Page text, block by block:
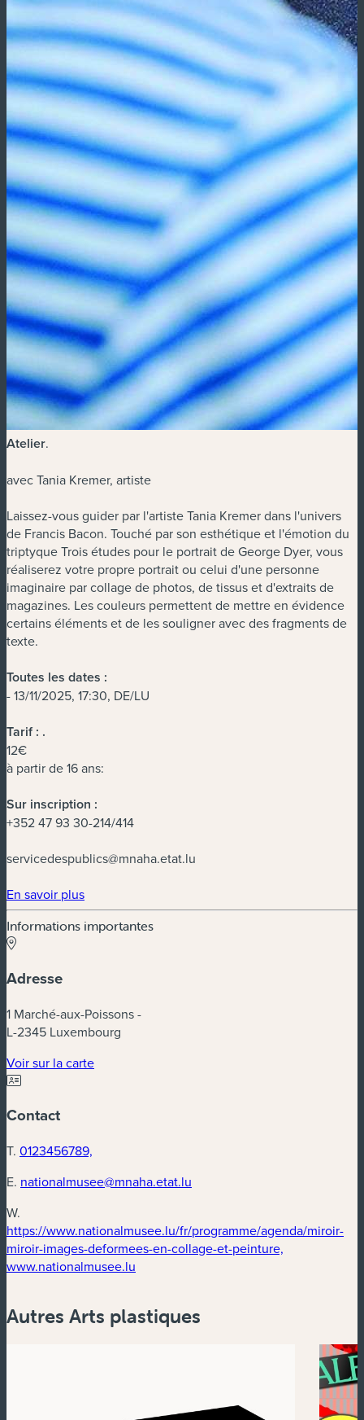
Atelier.
avec Tania Kremer, artiste
Laissez-vous guider par l'artiste Tania Kremer dans l'univers
de Francis Bacon. Touché par son esthétique et l'émotion du
triptyque Trois études pour le portrait de George Dyer, vous
réaliserez votre propre portrait ou celui d'une personne
imaginaire par collage de photos, de tissus et d'extraits de
magazines. Les couleurs permettent de mettre en évidence
certains éléments et de les souligner avec des fragments de
texte.
Toutes les dates :
- 13/11/2025, 17:30, DE/LU
Tarif : .
12€
à partir de 16 ans:
Sur inscription :
+352 47 93 30-214/414
servicedespublics@mnaha.etat.lu
En savoir plus(nouvelle fenêtre)
Informations importantes
Adresse
1 Marché-aux-Poissons -
L-2345 Luxembourg
Voir sur la carte(nouvelle fenêtre)
Contact
T. 0123456789,
E. nationalmusee@mnaha.etat.lu
W.
https://www.nationalmusee.lu/fr/programme/agenda/miroir-
miroir-images-deformees-en-collage-et-peinture,
www.nationalmusee.lu
Autres Arts plastiques